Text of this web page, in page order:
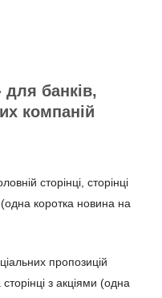
банків,
компаній
сторінці, сторінці
(одна коротка новина на
пропозицій
з акціями (одна